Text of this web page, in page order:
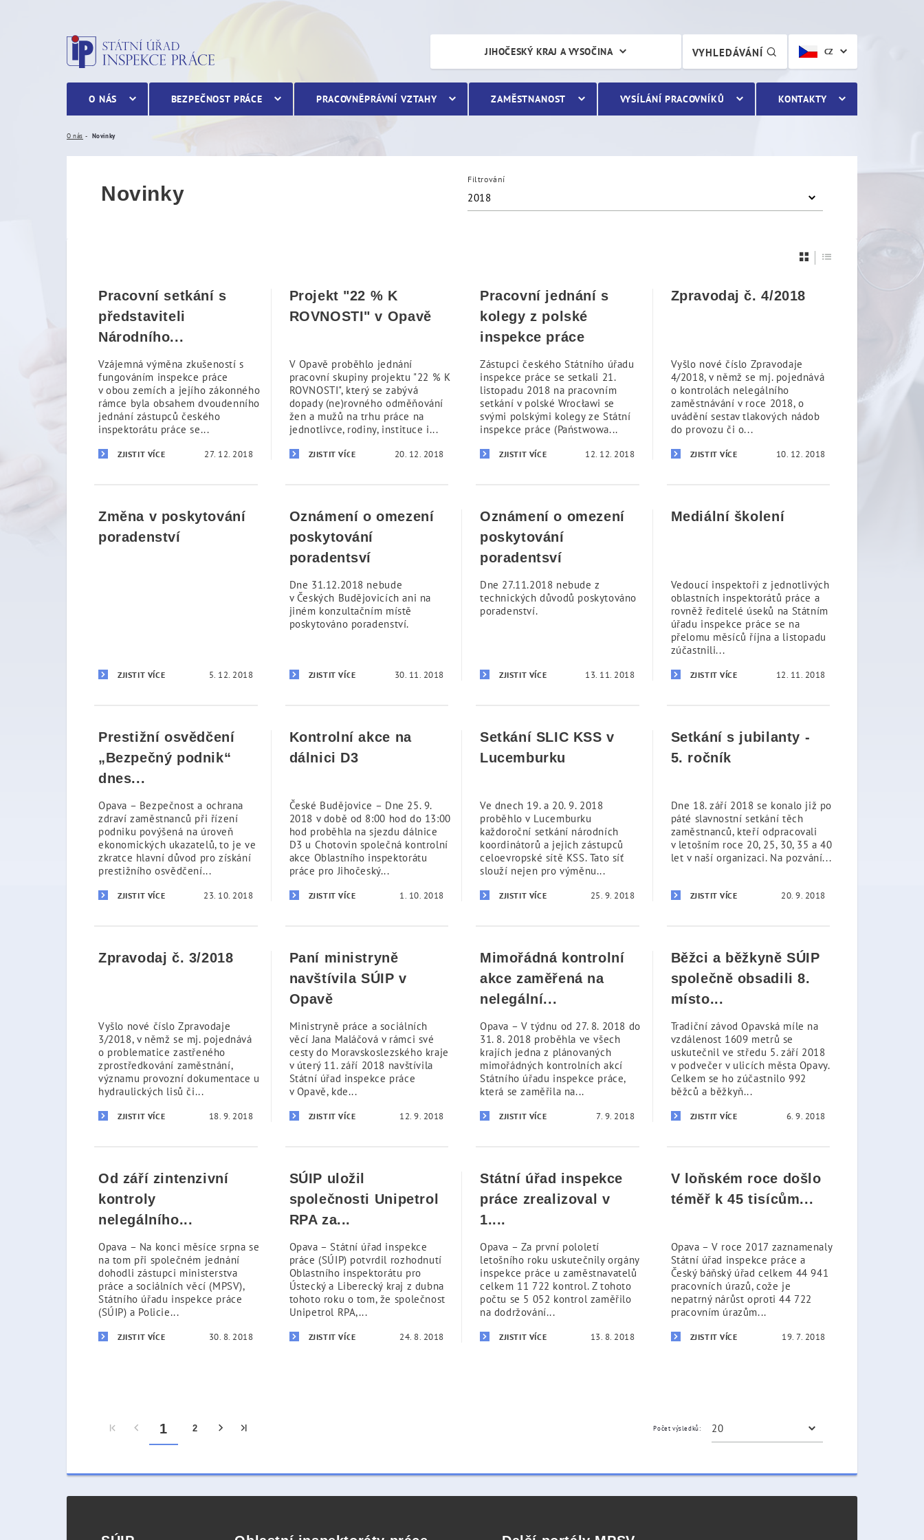
CZ
VYHLEDÁVÁNÍ
JIHOČESKÝ KRAJ A VYSOČINA
O NÁS BEZPEČNOST PRÁCE PRACOVNĚPRÁVNÍ VZTAHY ZAMĚSTNANOST VYSÍLÁNÍ PRACOVNÍKŮ KONTAKTY
O nás Novinky
Novinky
Filtrování
2018
Pracovní setkání s
představiteli
Národního...
Vzájemná výměna zkušeností s
fungováním inspekce práce
v obou zemích a jejího zákonného
rámce byla obsahem dvoudenního
jednání zástupců českého
inspektorátu práce se...
ZJISTIT VÍCE 27. 12. 2018
Projekt "22 % K
ROVNOSTI" v Opavě
V Opavě proběhlo jednání
pracovní skupiny projektu "22 % K
ROVNOSTI", který se zabývá
dopady (ne)rovného odměňování
žen a mužů na trhu práce na
jednotlivce, rodiny, instituce i...
ZJISTIT VÍCE 20. 12. 2018
Pracovní jednání s
kolegy z polské
inspekce práce
Zástupci českého Státního úřadu
inspekce práce se setkali 21.
listopadu 2018 na pracovním
setkání v polské Wrocławi se
svými polskými kolegy ze Státní
inspekce práce (Państwowa...
ZJISTIT VÍCE 12. 12. 2018
Zpravodaj č. 4/2018
Vyšlo nové číslo Zpravodaje
4/2018, v němž se mj. pojednává
o kontrolách nelegálního
zaměstnávání v roce 2018, o
uvádění sestav tlakových nádob
do provozu či o...
ZJISTIT VÍCE 10. 12. 2018
Změna v poskytování
poradenství
ZJISTIT VÍCE 5. 12. 2018
Oznámení o omezení
poskytování
poradentsví
Dne 31.12.2018 nebude
v Českých Budějovicích ani na
jiném konzultačním místě
poskytováno poradenství.
ZJISTIT VÍCE 30. 11. 2018
Oznámení o omezení
poskytování
poradentsví
Dne 27.11.2018 nebude z
technických důvodů poskytováno
poradenství.
ZJISTIT VÍCE 13. 11. 2018
Mediální školení
Vedoucí inspektoři z jednotlivých
oblastních inspektorátů práce a
rovněž ředitelé úseků na Státním
úřadu inspekce práce se na
přelomu měsíců října a listopadu
zúčastnili...
ZJISTIT VÍCE 12. 11. 2018
Prestižní osvědčení
„Bezpečný podnik“
dnes...
Opava – Bezpečnost a ochrana
zdraví zaměstnanců při řízení
podniku povýšená na úroveň
ekonomických ukazatelů, to je ve
zkratce hlavní důvod pro získání
prestižního osvědčení...
ZJISTIT VÍCE 23. 10. 2018
Kontrolní akce na
dálnici D3
České Budějovice – Dne 25. 9.
2018 v době od 8:00 hod do 13:00
hod proběhla na sjezdu dálnice
D3 u Chotovin společná kontrolní
akce Oblastního inspektorátu
práce pro Jihočeský...
ZJISTIT VÍCE 1. 10. 2018
Setkání SLIC KSS v
Lucemburku
Ve dnech 19. a 20. 9. 2018
proběhlo v Lucemburku
každoroční setkání národních
koordinátorů a jejich zástupců
celoevropské sítě KSS. Tato síť
slouží nejen pro výměnu...
ZJISTIT VÍCE 25. 9. 2018
Setkání s jubilanty -
5. ročník
Dne 18. září 2018 se konalo již po
páté slavnostní setkání těch
zaměstnanců, kteří odpracovali
v letošním roce 20, 25, 30, 35 a 40
let v naší organizaci. Na pozvání...
ZJISTIT VÍCE 20. 9. 2018
Zpravodaj č. 3/2018
Vyšlo nové číslo Zpravodaje
3/2018, v němž se mj. pojednává
o problematice zastřeného
zprostředkování zaměstnání,
významu provozní dokumentace u
hydraulických lisů či...
ZJISTIT VÍCE 18. 9. 2018
Paní ministryně
navštívila SÚIP v
Opavě
Ministryně práce a sociálních
věcí Jana Maláčová v rámci své
cesty do Moravskoslezského kraje
v úterý 11. září 2018 navštívila
Státní úřad inspekce práce
v Opavě, kde...
ZJISTIT VÍCE 12. 9. 2018
Mimořádná kontrolní
akce zaměřená na
nelegální...
Opava – V týdnu od 27. 8. 2018 do
31. 8. 2018 proběhla ve všech
krajích jedna z plánovaných
mimořádných kontrolních akcí
Státního úřadu inspekce práce,
která se zaměřila na...
ZJISTIT VÍCE 7. 9. 2018
Běžci a běžkyně SÚIP
společně obsadili 8.
místo...
Tradiční závod Opavská míle na
vzdálenost 1609 metrů se
uskutečnil ve středu 5. září 2018
v podvečer v ulicích města Opavy.
Celkem se ho zúčastnilo 992
běžců a běžkyň...
ZJISTIT VÍCE 6. 9. 2018
Od září zintenzivní
kontroly
nelegálního...
Opava – Na konci měsíce srpna se
na tom při společném jednání
dohodli zástupci ministerstva
práce a sociálních věcí (MPSV),
Státního úřadu inspekce práce
(SÚIP) a Policie...
ZJISTIT VÍCE 30. 8. 2018
SÚIP uložil
společnosti Unipetrol
RPA za...
Opava – Státní úřad inspekce
práce (SÚIP) potvrdil rozhodnutí
Oblastního inspektorátu pro
Ústecký a Liberecký kraj z dubna
tohoto roku o tom, že společnost
Unipetrol RPA,...
ZJISTIT VÍCE 24. 8. 2018
Státní úřad inspekce
práce zrealizoval v
1....
Opava – Za první pololetí
letošního roku uskutečnily orgány
inspekce práce u zaměstnavatelů
celkem 11 722 kontrol. Z tohoto
počtu se 5 052 kontrol zaměřilo
na dodržování...
ZJISTIT VÍCE 13. 8. 2018
V loňském roce došlo
téměř k 45 tisícům...
Opava – V roce 2017 zaznamenaly
Státní úřad inspekce práce a
Český báňský úřad celkem 44 941
pracovních úrazů, cože je
nepatrný nárůst oproti 44 722
pracovním úrazům...
ZJISTIT VÍCE 19. 7. 2018
1 2 Počet výsledků: